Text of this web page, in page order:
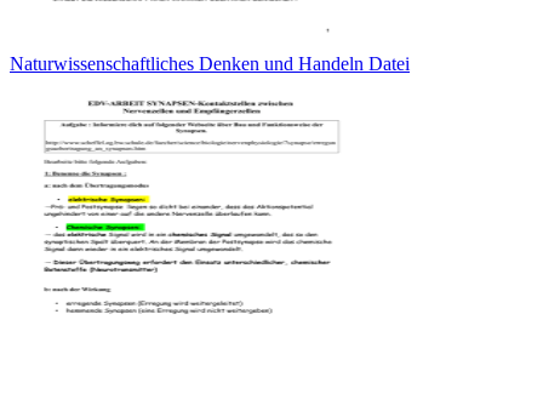
Naturwissenschaftliches Denken und Handeln Datei